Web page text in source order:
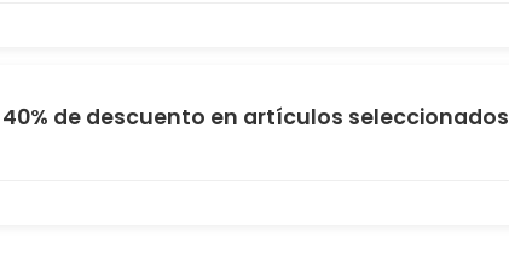
de descuento en artículos seleccionados